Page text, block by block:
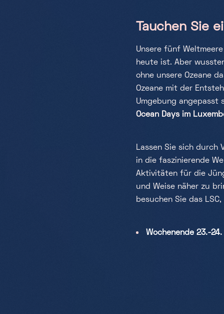
Tauchen Sie
Unsere fünf
heute ist. Aber
ohne unsere Ozeane
Ozeane mit der
Umgebung angepasst
Ocean Days im
Lassen Sie sich durch
in die faszinierende
Aktivitäten für die
und Weise näher zu
besuchen Sie das
Wochenende 23.-